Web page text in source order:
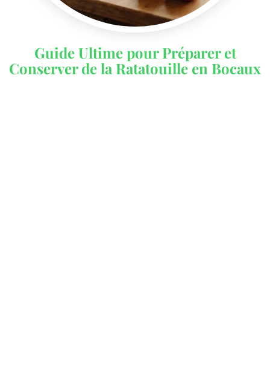
Guide Ultime pour Préparer et
Conserver de la Ratatouille en Bocaux